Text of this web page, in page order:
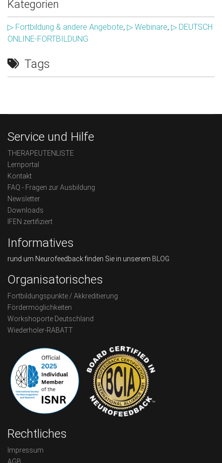
Kategorien
▷ Fortbildung & andere Angebote, ▷ Webinare, ▷ DEUTSCH
ONLINE-FORTBILDUNG
Tags
Service und Hilfe
THERAPEUTENLISTE
Lernportal
Kontakt
FAQ - Fragen zur Ausbildung
Newsletter
Downloads
IFEN zertifiziert
Informatives
rund um Neurofeedback finden Sie in unserem BLOG
Organisatorisches
Fortbildungspunkte / Akkreditierung
Fördermöglichkeiten
Workshoporte Deutschland
Wiederholer-RABATT
Rechtliches
Impressum